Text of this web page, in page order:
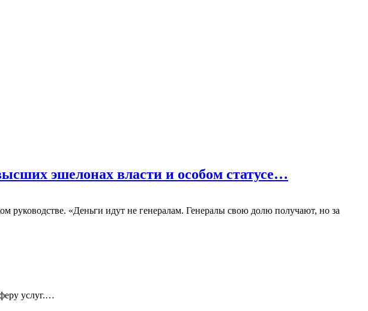
эшелонах власти и особом статусе…
руководстве. «Деньги идут не генералам. Генералы свою долю получают, но за
услуг.…